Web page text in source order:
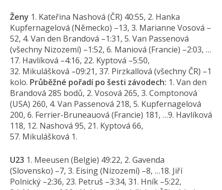
Ženy 1. Kateřina Nashová (ČR) 40:55, 2. Hanka
Kupfernagelová (Německo) –13, 3. Marianne Vosová –
52, 4. Van den Brandová –1:31, 5. Van Passenová
(všechny Nizozemí) –1:52, 6. Maniová (Francie) –2:03, …
17. Havlíková –4:16, 22. Kyptová –5:50,
32. Mikulášková –09:21, 37. Pirzkallová (všechny ČR) –1
kolo. Průběžné pořadí po šesti závodech: 1. Van den
Brandová 285 bodů, 2. Vosová 265, 3. Comptonová
(USA) 260, 4. Van Passenová 218, 5. Kupfernagelová
200, 6. Ferrier-Bruneauová (Francie) 181, …9. Havlíková
118, 12. Nashová 95, 21. Kyptová 66,
57. Mikulášková 1.
U23 1. Meeusen (Belgie) 49:22, 2. Gavenda
(Slovensko) –7, 3. Eising (Nizozemí) –8, …18. Jiří
Polnický –2:36, 23. Petruš –3:34, 31. Hník –5:22,